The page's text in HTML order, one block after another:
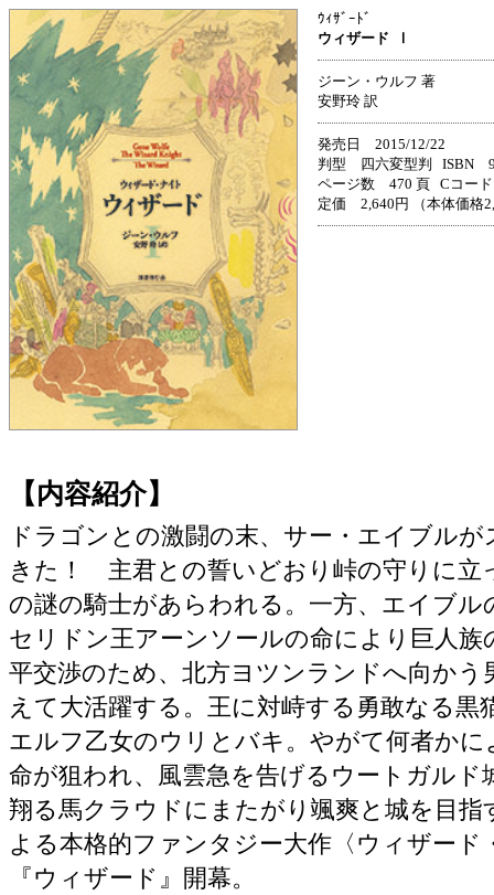
ｳｨｻﾞｰﾄﾞ
ウィザード
Ⅰ
ジーン・ウルフ 著
安野玲 訳
発売日 2015/12/22
判型 四六変型判 ISBN
ページ数 470 頁 Cコー
定価 2,640円 （本体価格
【内容紹介】
ドラゴンとの激闘の末、サー・エイブル
きた！ 主君との誓いどおり峠の守りに立
の謎の騎士があらわれる。一方、エイブル
セリドン王アーンソールの命により巨人
平交渉のため、北方ヨツンランドへ向かう
えて大活躍する。王に対峙する勇敢なる黒
エルフ乙女のウリとバキ。やがて何者か
命が狙われ、風雲急を告げるウートガル
翔る馬クラウドにまたがり颯爽と城を目
よる本格的ファンタジー大作〈ウィザード
『ウィザード』開幕。